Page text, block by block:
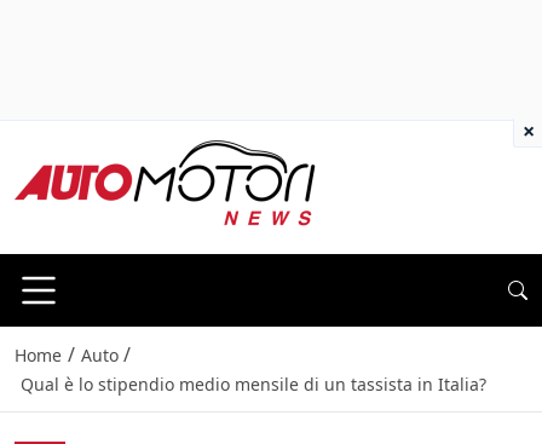
Home / Auto /
Qual è lo stipendio medio mensile di un tassista in Italia?
×